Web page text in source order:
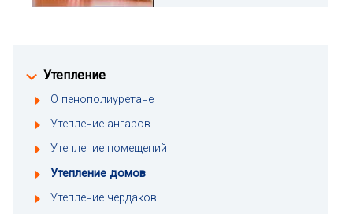
Утепление
О пенополиуретане
Утепление ангаров
Утепление помещений
Утепление домов
Утепление чердаков